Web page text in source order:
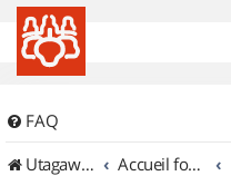
FAQ
UtagawaVTT (Randos VTT et VTTAE avec traces GPS)
Accueil forum